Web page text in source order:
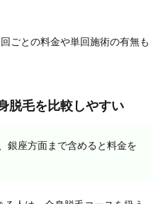
ごとの料金や単回施術の有無も
脱毛を比較しやすい
銀座方面まで含めると料金を